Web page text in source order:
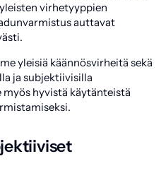
virhetyyppien
auttavat
yleisiä käännösvirheitä sekä
ja subjektiivisilla
hyvistä käytänteistä